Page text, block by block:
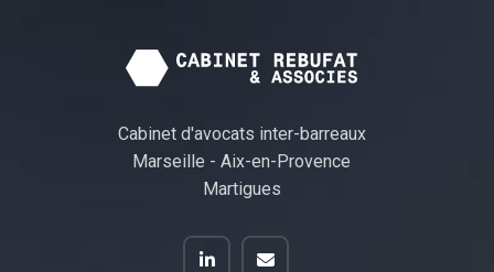
Cabinet d'avocats inter-barreaux
Marseille - Aix-en-Provence
Martigues